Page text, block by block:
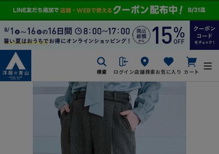
検索 ログイン店舗検索お気に入り カート